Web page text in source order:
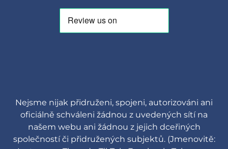
Nejsme nijak přidruženi, spojeni, autorizováni ani
oficiálně schváleni žádnou z uvedených sítí na
našem webu ani žádnou z jejich dceřiných
společností či přidružených subjektů. (Jmenovitě: